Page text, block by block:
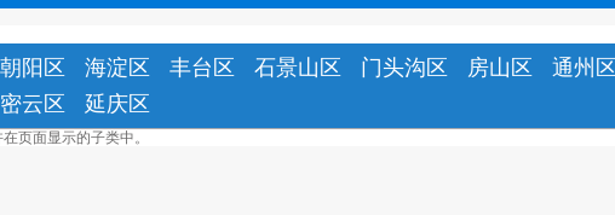
朝阳区 海淀区 丰台区 石景山区 门头沟区 房山区 通州区
密云区 延庆区
页面显示的子类中。